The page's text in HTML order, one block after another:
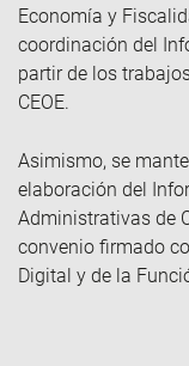
Economía y
coordinación del
partir de los
CEOE.
Asimismo, se
elaboración del
Administrativas de
convenio firmado
Digital y de la